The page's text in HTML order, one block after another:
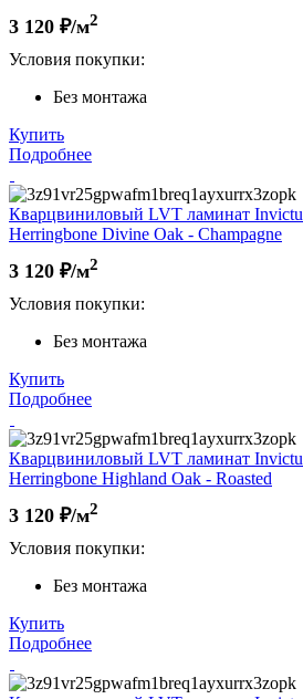
3 120 ₽/м2
Условия покупки:
Без монтажа
Купить
Подробнее
Кварцвиниловый LVT ламинат
Herringbone Divine Oak - Champagne
3 120 ₽/м2
Условия покупки:
Без монтажа
Купить
Подробнее
Кварцвиниловый LVT ламинат
Herringbone Highland Oak - Roasted
3 120 ₽/м2
Условия покупки:
Без монтажа
Купить
Подробнее